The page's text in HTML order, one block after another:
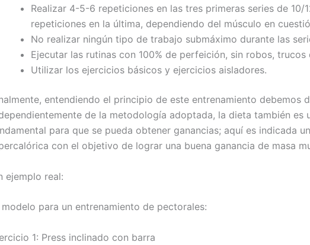
Realizar 4-5-6 repeticiones en las tres primeras series de 10/
repeticiones en la última, dependiendo del músculo en
No realizar ningún tipo de trabajo submáximo durante las
Ejecutar las rutinas con 100% de perfeición, sin robos, trucos
Utilizar los ejercicios básicos y ejercicios aisladores.
entendiendo el principio de este entrenamiento debemos
de la metodología adoptada, la dieta también es
para que se pueda obtener ganancias; aquí es indicada
con el objetivo de lograr una buena ganancia de masa
ejemplo real:
modelo para un entrenamiento de pectorales:
1: Press inclinado con barra